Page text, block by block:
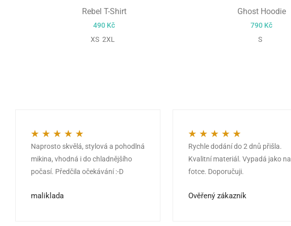
Rebel T-Shirt
490 Kč
XS 2XL
Ghost Hoodie
790 Kč
S
Hodnocení 5z 5
Naprosto skvělá, stylová a pohodlná
mikina, vhodná i do chladnějšího
počasí. Předčila očekávání :-D
maliklada
Hodnocení5z 5
Rychle dodání do 2 dnů přišla.
Kvalitní materiál. Vypadá jako na
fotce. Doporučuji.
Ověřený zákazník